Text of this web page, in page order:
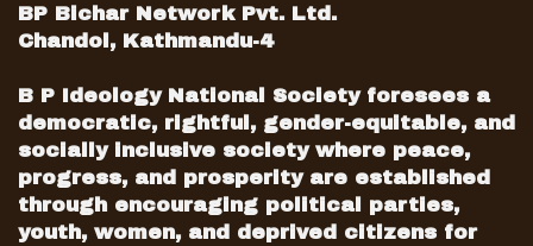
BP Bichar Network Pvt. Ltd.
Chandol, Kathmandu-4
B P Ideology National Society foresees a
democratic, rightful, gender-equitable, and
socially inclusive society where peace,
progress, and prosperity are established
through encouraging political parties,
youth, women, and deprived citizens for